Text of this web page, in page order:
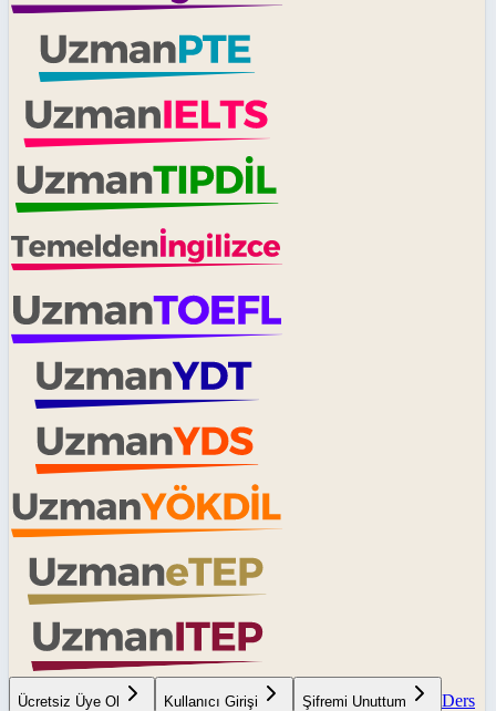
Ücretsiz Üye Ol Kullanıcı Girişi Şifremi Unuttum
Ders